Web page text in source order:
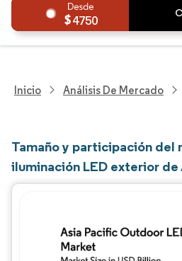
4750
Inicio Análisis De Mercado
Tamaño y participación del
iluminación LED exterior de